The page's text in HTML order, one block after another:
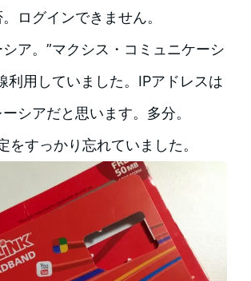
ログインできません。
ア。”マクシス・コミュニケーシ
利用していました。IPアドレスは
シアだと思います。多分。
をすっかり忘れていました。